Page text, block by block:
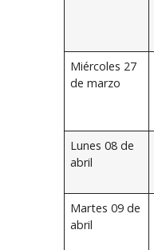
Miércoles 27
de marzo
Lunes 08 de
abril
Martes 09 de
abril